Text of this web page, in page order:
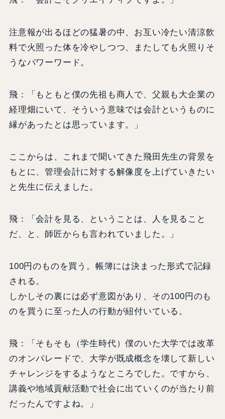
注意報が出るほどの猛暑の中、お互い冷たい清涼飲
料で火照った体を冷やしつつ、またしても火照りそ
うなパワーワード。
飛：「もともと僕の先祖も商人で、父親も大企業の
経理畑にいて、そういう意味では会計というものに
縁があったとは思っています。」
ここからは、これまで聞いてきた飛田先生の背景を
もとに、管理会計に対する解像度を上げていきたい
と先生に伝えました。
飛：「会計を見る、ということは、人を見ること
だ、と、師匠からも言われていました。」
100円のものを買う。帳簿には決まった形式で記録
される。
しかしその裏には必ず意図があり、その100円のも
のを買うに至った人の行動が紐付いている。
飛：「そもそも（学生時代）僕のいた大学では改革
のオンパレードで、大学が既成概念を壊して新しい
チャレンジをするようなところでした。ですから、
講義や地域貢献活動で社会に出ていくのが当たり前
だったんですよね。」